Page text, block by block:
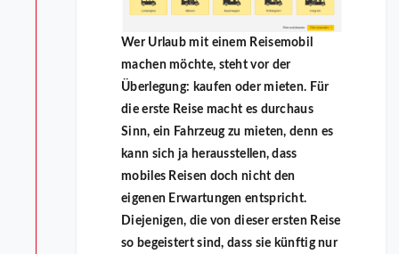
Wer Urlaub mit einem Reisemobil
machen möchte, steht vor der
Überlegung: kaufen oder mieten. Für
die erste Reise macht es durchaus
Sinn, ein Fahrzeug zu mieten, denn es
kann sich ja herausstellen, dass
mobiles Reisen doch nicht den
eigenen Erwartungen entspricht.
Diejenigen, die von dieser ersten Reise
so begeistert sind, dass sie künftig nur